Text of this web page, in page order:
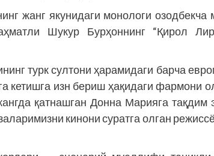
жанг якунидаги монологи озодбекча
Шукур Бурҳоннинг “Қирол
турк султони ҳарамидаги барча
кетишга изн бериш ҳақидаги фармони
қатнашган Донна Марияга тақдим
кинони суратга олган